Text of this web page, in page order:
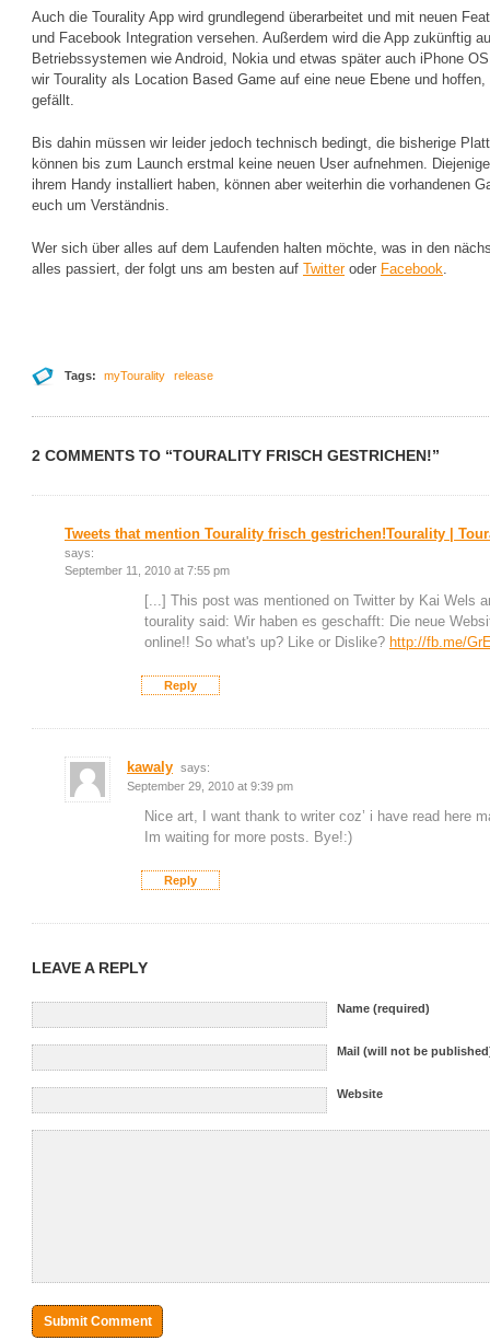
Auch die Tourality App wird grundlegend überarbeitet und mit neuen
und Facebook Integration versehen. Außerdem wird die App zukünftig
Betriebssystemen wie Android, Nokia und etwas später auch iPhone
wir Tourality als Location Based Game auf eine neue Ebene und
gefällt.
Bis dahin müssen wir leider jedoch technisch bedingt, die bisherige
können bis zum Launch erstmal keine neuen User aufnehmen.
ihrem Handy installiert haben, können aber weiterhin die vorhandenen
euch um Verständnis.
Wer sich über alles auf dem Laufenden halten möchte, was in den
alles passiert, der folgt uns am besten auf Twitteroder Facebook.
Tags: myTourality release
2 COMMENTS TO “TOURALITY FRISCH GESTRICHEN!”
Tweets that mention Tourality frisch gestrichen!Tourality |
says:
September 11, 2010 at 7:55 pm
[...] This post was mentioned on Twitter by Kai Wels
tourality said: Wir haben es geschafft: Die neue
online!! So what's up? Like or Dislike? http://fb.me/
Reply
kawaly says:
September 29, 2010 at 9:39 pm
Nice art, I want thank to writer coz’ i have read here
Im waiting for more posts. Bye!:)
Reply
LEAVE A REPLY
Name (required)
Mail (will not be
Website